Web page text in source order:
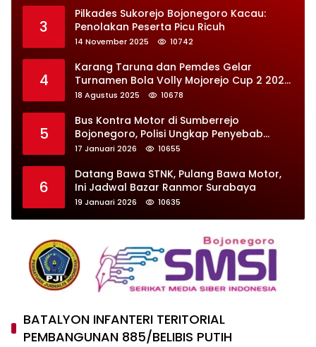
3
Pilkades Sukorejo Bojonegoro Kacau:
Penolakan Peserta Picu Ricuh
14 November 2025 10742
4
Karang Taruna dan Pemdes Gelar
Turnamen Bola Volly Mojorejo Cup 2 2025,
Diikuti 28 Tim
18 Agustus 2025 10678
5
Bus Kontra Motor di Sumberrejo
Bojonegoro, Polisi Ungkap Penyebab
Kecelakaan
17 Januari 2026 10655
6
Datang Bawa STNK, Pulang Bawa Motor,
Ini Jadwal Bazar Ranmor Surabaya
19 Januari 2026 10635
BATALYON INFANTERI TERITORIAL
PEMBANGUNAN 885/BELIBIS PUTIH